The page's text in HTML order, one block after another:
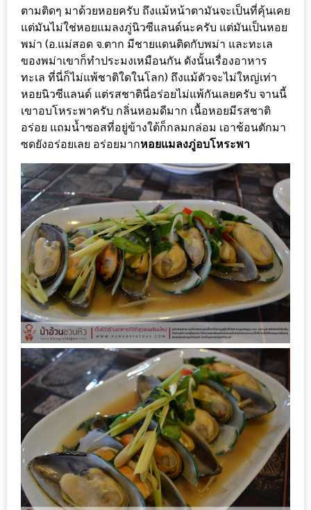
เด็ด
สำหรับ
คุณ
แม่
ที่รัก
2560
สบาย
ใจ๋…
สไตล์
นิมมาน
(ดี
คอน
โด
นิม)
เชียงใหม่
ส่วนลด
พิเศษ
ร้าน
อาหาร
เชียงใหม่
หนาว
นัก
ใช่
ตามติดๆ มาด้วยหอยครับ ถึงแม้หน้าตามันจะเป็นที่คุ้นเคย
แต่มันไม่ใช่หอยแมลงภู่นิวซีแลนด์นะครับ แต่มันเป็นหอย
พม่า (อ.แม่สอด จ.ตาก มีชายแดนติดกับพม่า และทะเล
ของพม่าเขาก็ทำประมงเหมือนกัน ดังนั้นเรื่องอาหาร
ทะเล ที่นี่ก็ไม่แพ้ชาติใดในโลก) ถึงแม้ตัวจะไม่ใหญ่เท่า
หอยนิวซีแลนด์ แต่รสชาตินี่อร่อยไม่แพ้กันเลยครับ จานนี้
เขาอบโหระพาครับ กลิ่นหอมดีมาก เนื้อหอยมีรสชาติ
อร่อย แถมน้ำซอสที่อยู่ข้างใต้ก็กลมกล่อม เอาช้อนตักมา
ซดยังอร่อยเลย อร่อยมากหอยแมลงภู่อบโหระพา